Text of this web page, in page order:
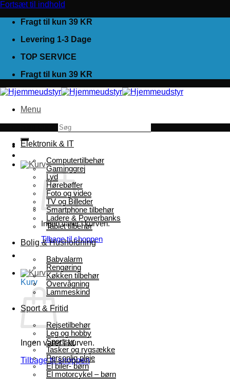
Fortsæt til indhold
Fragt til kun 39 KR
Levering 1-3 Dage
TOP SERVICE
Fragt til kun 39 KR
Menu
Ingen varer i kurven.
Tilbage til shoppen
Kurv
Ingen varer i kurven.
Tilbage til shoppen
Elektronik & IT
Computertilbehør
Gaminggrej
Lyd
Hørebøffer
Foto og video
TV og Billeder
Smartphone tilbehør
Ladere & Powerbanks
Tablet tilbehør
Bolig & Husholdning
Babyalarm
Rengøring
Køkken tilbehør
Overvågning
Lammeskind
Sport & Fritid
Rejsetilbehør
Leg og hobby
Sportsur
Tasker og rygsække
Personlig pleje
El biler- børn
El motorcykel – børn